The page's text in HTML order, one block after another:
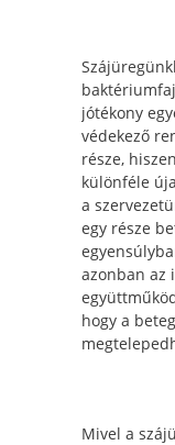
jótékony
védekező
része,
különféle
a
egy része
azonban az
hogy a
Mivel a